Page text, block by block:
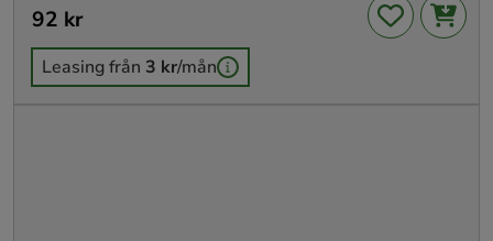
Pris :92 kr
92 kr
Leasing från 3 kr/mån